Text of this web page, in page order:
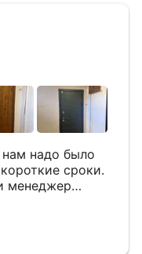
на все
мы довольны.
надо было
сроки.
менеджер
нам
был очень
и установили